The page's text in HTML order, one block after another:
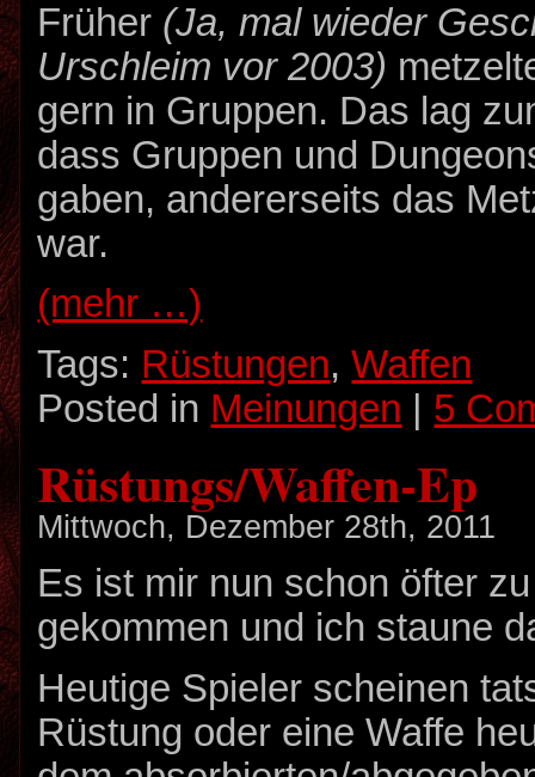
Früher (Ja, mal wieder
Urschleim vor 2003)
gern in Gruppen. Das lag
dass Gruppen und
gaben, andererseits das
war.
(mehr …)
Tags: Rüstungen,Waffen
Posted in Meinungen 5
Rüstungs/Waffen-Ep
Mittwoch, Dezember 28th, 2011
Es ist mir nun schon öfter
gekommen und ich staune
Heutige Spieler scheinen
Rüstung oder eine Waffe